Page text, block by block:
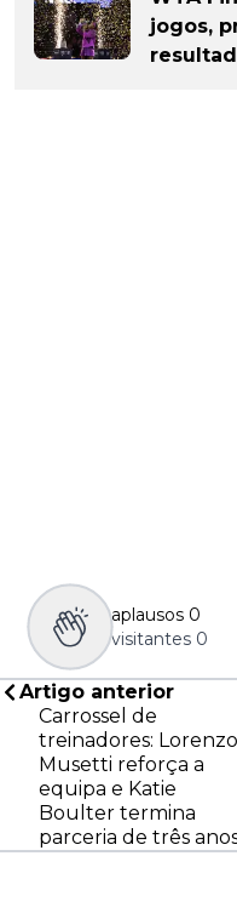
jogos,
aplausos 0
visitantes 0
Artigo anterior
Carrossel de
treinadores: Lorenzo
Musetti reforça a
equipa e Katie
Boulter termina
parceria de três